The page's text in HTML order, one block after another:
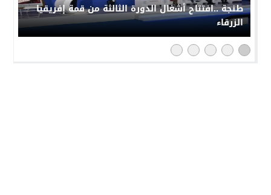
طنجة ..افتتاح أشغال الدورة الثالثة من قمة إفريقيا
الزرقاء